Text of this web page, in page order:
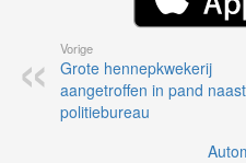
Vorige
Grote hennepkwekerij
aangetroffen in pand naast
politiebureau